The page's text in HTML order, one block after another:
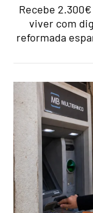
Recebe
viver com
reformada